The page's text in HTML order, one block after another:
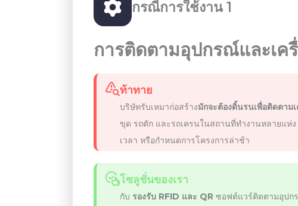
กรณีการใช้งาน 1
การติดตามอุปกรณ์และเค
ท้าทาย
บริษัทรับเหมาก่อสร้างมักจะต้องดิ้นรนเพื่อติดตาม
ขุด รถตัก และรถเครนในสถานที่ทำงานหลายแห่ง
เวลา หรือกำหนดการโครงการล่าช้า
โซลูชั่นของเรา
กับ รองรับ RFID และ QR ซอฟต์แวร์ติดตามอุปก